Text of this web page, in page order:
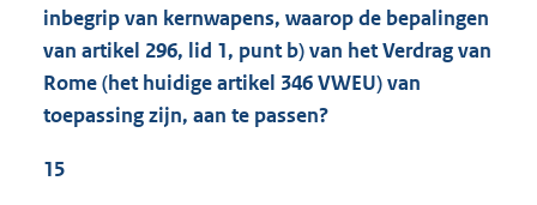
inbegrip van kernwapens, waarop de bepalingen
van artikel 296, lid 1, punt b) van het Verdrag van
Rome (het huidige artikel 346 VWEU) van
toepassing zijn, aan te passen?
15